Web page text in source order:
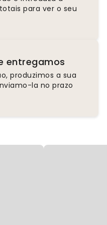
para ver o seu
entregamos
produzimos a sua
la no prazo